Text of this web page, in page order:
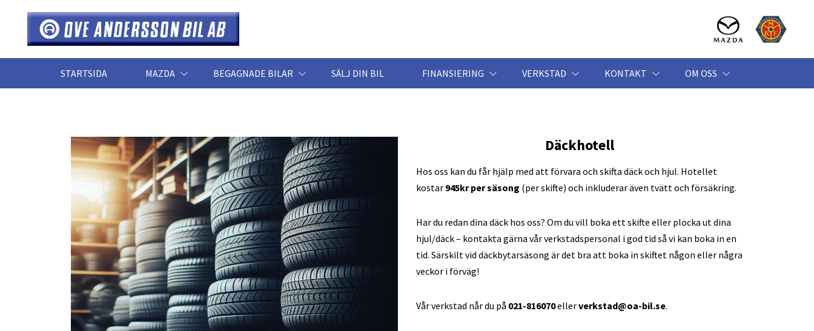
STARTSIDA MAZDA BEGAGNADE BILAR SÄLJ DIN BIL FINANSIERING VERKSTAD KONTAKT OM OSS
Däckhotell
Hos oss kan du får hjälp med att förvara och skifta däck och hjul. Hotellet
kostar 945kr per säsong (per skifte) och inkluderar även tvätt och försäkring.
Har du redan dina däck hos oss? Om du vill boka ett skifte eller plocka ut dina
hjul/däck – kontakta gärna vår verkstadspersonal i god tid så vi kan boka in en
tid. Särskilt vid däckbytarsäsong är det bra att boka in skiftet någon eller några
veckor i förväg!
Vår verkstad når du på 021-816070ellerverkstad@oa-bil.se.